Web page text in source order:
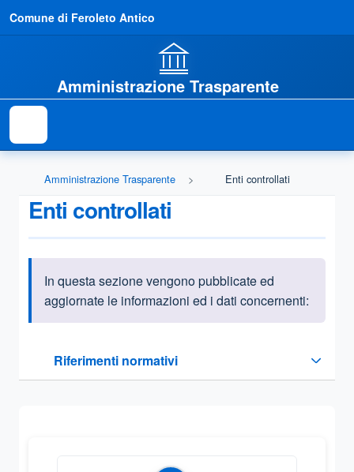
Comune di Feroleto Antico
Amministrazione Trasparente
Amministrazione Trasparente Enti controllati
Enti controllati
Informazioni introduttive
In questa sezione vengono pubblicate ed
aggiornate le informazioni ed i dati concernenti:
Riferimenti normativi
Sezione compressa